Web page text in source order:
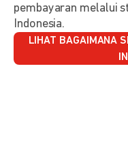
pembayaran melalui
Indonesia.
LIHAT BAGAIMANA